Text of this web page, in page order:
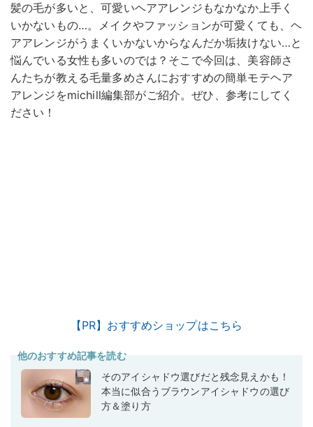
髪の毛が多いと、可愛いヘアアレンジもなかなか上手く
いかないもの…。メイクやファッションが可愛くても、ヘ
アアレンジがうまくいかないからなんだか垢抜けない…と
悩んでいる女性も多いのでは？そこで今回は、美容師さ
んたちが教える毛量多めさんにおすすめの簡単モテヘア
アレンジをmichill編集部がご紹介。ぜひ、参考にしてく
ださい！
【PR】おすすめショップはこちら
他のおすすめ記事を読む
そのアイシャドウ選びだと残念見えかも！
本当に似合うブラウンアイシャドウの選び
方＆塗り方